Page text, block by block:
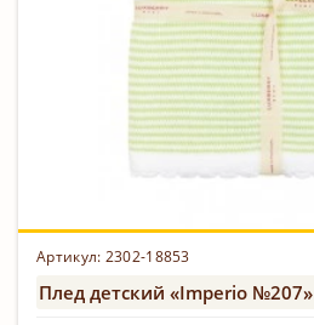
Артикул: 2302-18853
Плед детский «Imperio №207»